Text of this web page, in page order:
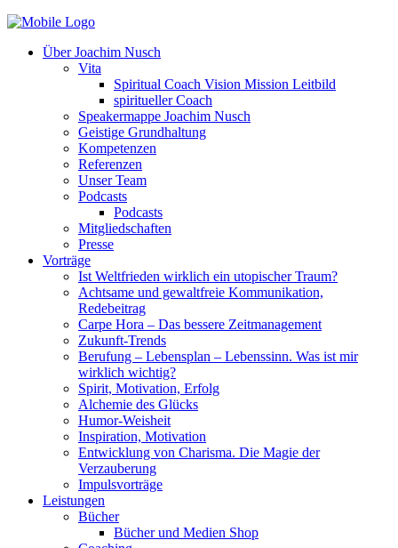
Über Joachim Nusch
Vita
Spiritual Coach Vision Mission Leitbild
spiritueller Coach
Speakermappe Joachim Nusch
Geistige Grundhaltung
Kompetenzen
Referenzen
Unser Team
Podcasts
Podcasts
Mitgliedschaften
Presse
Vorträge
Ist Weltfrieden wirklich ein utopischer Traum?
Achtsame und gewaltfreie Kommunikation,
Redebeitrag
Carpe Hora – Das bessere Zeitmanagement
Zukunft-Trends
Berufung – Lebensplan – Lebenssinn. Was ist mir
wirklich wichtig?
Spirit, Motivation, Erfolg
Alchemie des Glücks
Humor-Weisheit
Inspiration, Motivation
Entwicklung von Charisma. Die Magie der
Verzauberung
Impulsvorträge
Leistungen
Bücher
Bücher und Medien Shop